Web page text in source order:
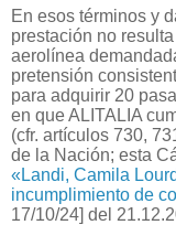
En esos términos y
prestación no
aerolínea
pretensión
para adquirir 20
en que ALITALIA
(cfr. artículos 730,
de la Nación; esta
«Landi, Camila
incumplimiento de
17/10/24] del